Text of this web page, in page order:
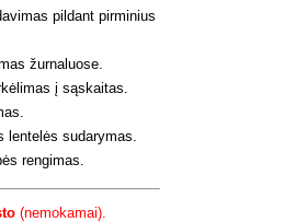
pildant pirminius
žurnaluose.
į sąskaitas.
sudarymas.
rengimas.
(nemokamai).